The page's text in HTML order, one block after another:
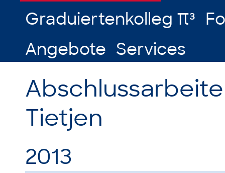
Graduiertenkolleg π³
Angebote Services
Tietjen
2013